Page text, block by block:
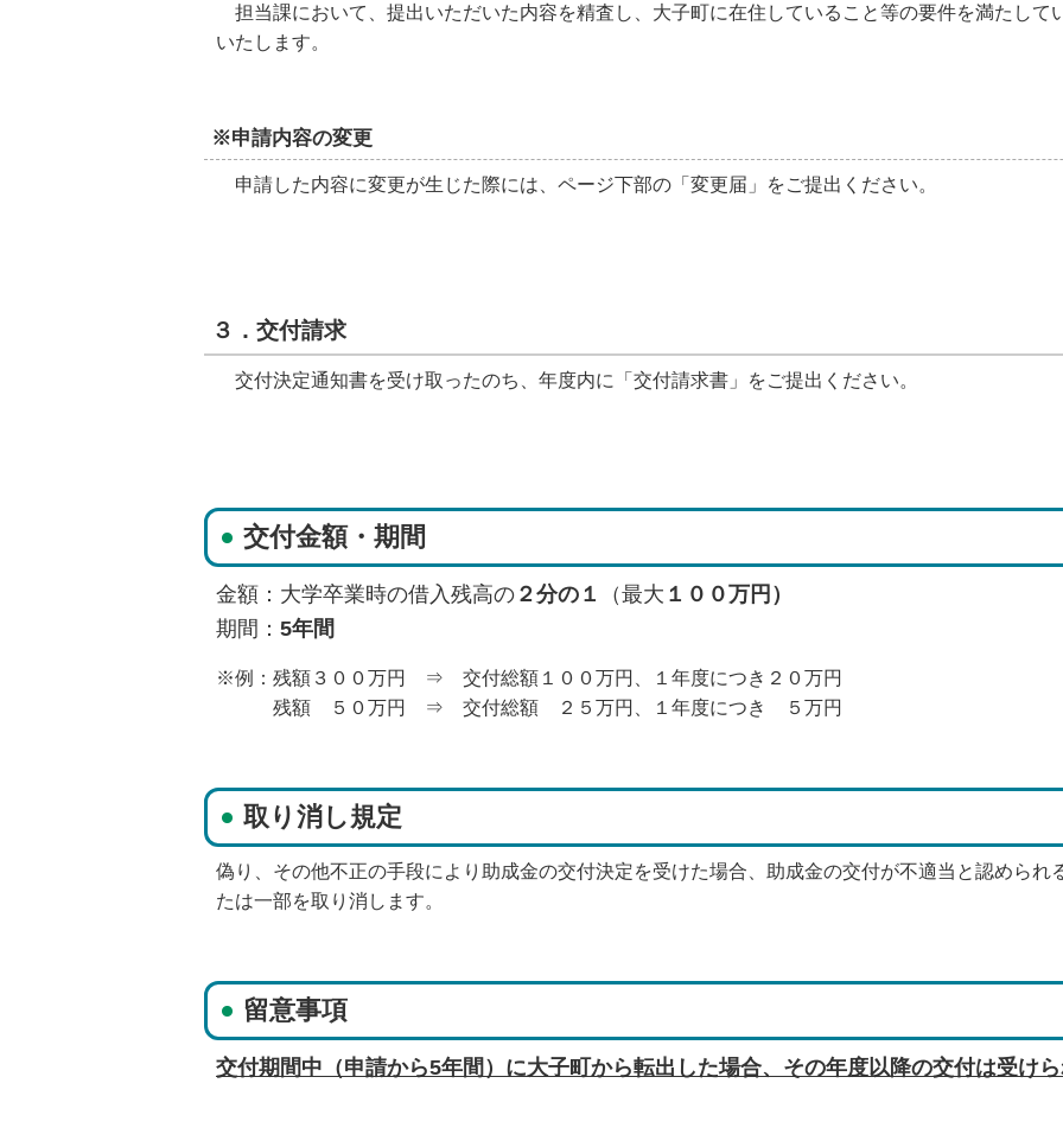
担当課において、提出いただいた内容を精査し、大子町に在住していること等の要件を満たして
いたします。
※申請内容の変更
申請した内容に変更が生じた際には、ページ下部の「変更届」をご提出ください。
３．交付請求
交付決定通知書を受け取ったのち、年度内に「交付請求書」をご提出ください。
交付金額・期間
金額：大学卒業時の借入残高の２分の１ （最大 １００万円）
期間： 5年間
※例：残額３００万円 ⇒ 交付総額１００万円、１年度につき２０万円
残額 ５０万円 ⇒ 交付総額 ２５万円、１年度につき ５万円
取り消し規定
偽り、その他不正の手段により助成金の交付決定を受けた場合、助成金の交付が不適当と認められ
たは一部を取り消します。
留意事項
交付期間中（申請から5年間）に大子町から転出した場合、その年度以降の交付は受けら